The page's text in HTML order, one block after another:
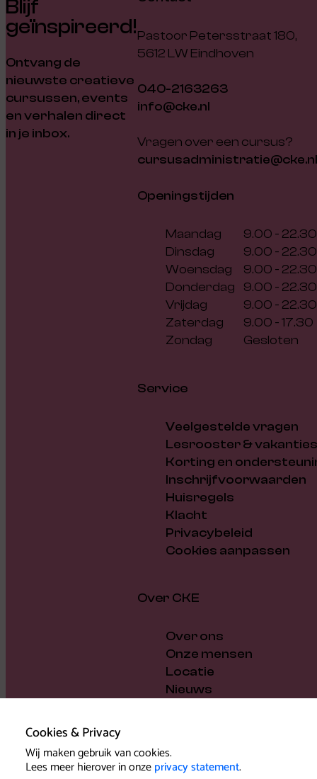
Cookies & Privacy
Wij maken gebruik van cookies.
Lees meer hierover in onzeprivacy statement.
Blijf
geïnspireerd!
Ontvang de
nieuwste creatieve
cursussen, events
en verhalen direct
in je inbox.
Pastoor Petersstraat 180,
5612 LW Eindhoven
040-2163263
info@cke.nl
Vragen over een cursus?
cursusadministratie@cke.nl
Openingstijden
Maandag
9.00 - 22.30
Dinsdag
9.00 - 22.30
Woensdag
9.00 - 22.30
Donderdag
9.00 - 22.30
Vrijdag
9.00 - 22.30
Zaterdag
9.00 - 17.30
Zondag
Gesloten
Service
Veelgestelde vragen
Lesrooster & vakanties
Korting en
Inschrijfvoorwaarden
Huisregels
Klacht
Privacybeleid
Cookies aanpassen
Over CKE
Over ons
Onze mensen
Locatie
Nieuws
Bestuur en beleid